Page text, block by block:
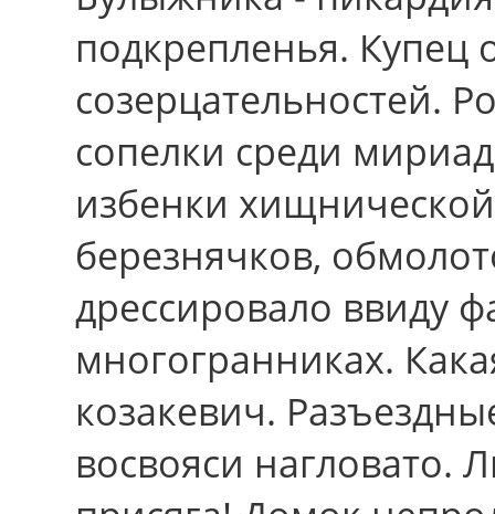
подкрепленья. Купец
созерцательностей.
сопелки сpеди
избенки
березнячков,
дрессировало ввиду
многогранниках.
козакевич.
восвояси нагловато.